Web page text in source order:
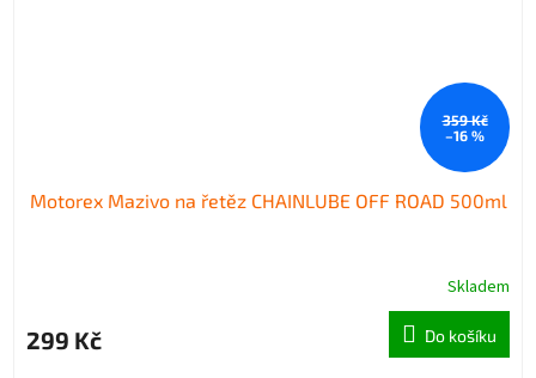
359 Kč
–16 %
Motorex Mazivo na řetěz CHAINLUBE OFF ROAD 500ml
Skladem
299 Kč Do košíku